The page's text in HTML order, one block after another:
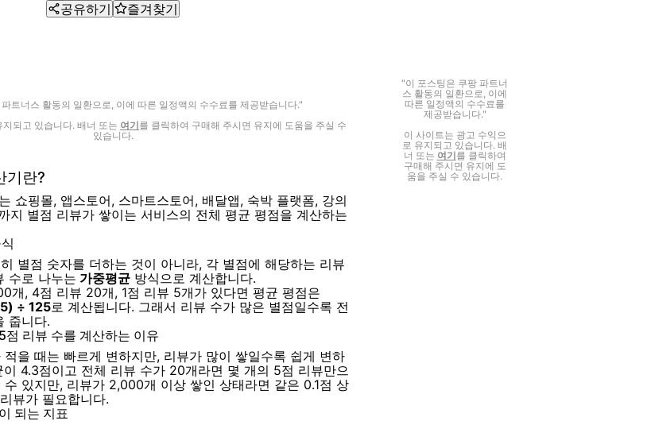
공유하기
즐겨찾기
트너스 활동의 일환으로, 이에 따른 일정액의 수수료를 제공받습니다."
되고 있습니다. 배너 또는 여기를 클릭하여 구매해 주시면 유지에 도움을 주실 수
있습니다.
기란?
는 쇼핑몰, 앱스토어, 스마트스토어, 배달앱, 숙박 플랫폼, 강의
지 별점 리뷰가 쌓이는 서비스의 전체 평균 평점을 계산하는
별점 숫자를 더하는 것이 아니라, 각 별점에 해당하는 리뷰
수로 나누는 가중평균 방식으로 계산합니다.
개, 4점 리뷰 20개, 1점 리뷰 5개가 있다면 평균 평점은
÷ 125로 계산됩니다. 그래서 리뷰 수가 많은 별점일수록 전
줍니다.
점 리뷰 수를 계산하는 이유
을 때는 빠르게 변하지만, 리뷰가 많이 쌓일수록 쉽게 변하
4.3점이고 전체 리뷰 수가 20개라면 몇 개의 5점 리뷰만으
있지만, 리뷰가 2,000개 이상 쌓인 상태라면 같은 0.1점 상
뷰가 필요합니다.
되는 지표
"이 포스팅은 쿠팡 파트너
스 활동의 일환으로, 이에
따른 일정액의 수수료를
제공받습니다."
이 사이트는 광고 수익으
로 유지되고 있습니다. 배
너 또는 여기를 클릭하여
구매해 주시면 유지에 도
움을 주실 수 있습니다.